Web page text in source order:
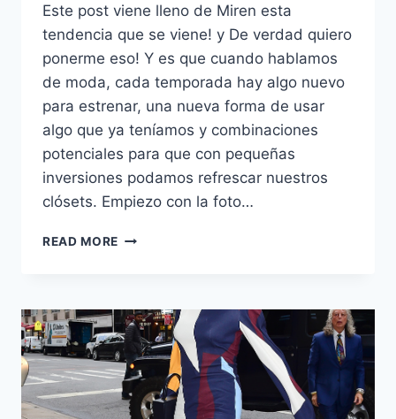
Este post viene lleno de Miren esta
tendencia que se viene! y De verdad quiero
ponerme eso! Y es que cuando hablamos
de moda, cada temporada hay algo nuevo
para estrenar, una nueva forma de usar
algo que ya teníamos y combinaciones
potenciales para que con pequeñas
inversiones podamos refrescar nuestros
clósets. Empiezo con la foto…
READ MORE LO
Y
LO
QUE
QUIERO
LLEVAR